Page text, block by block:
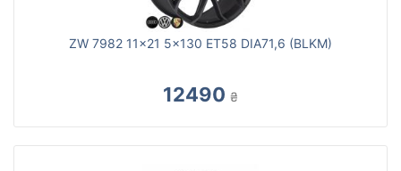
ZW 7982 11x21 5x130 ET58 DIA71,6 (BLKM)
12490 ₴